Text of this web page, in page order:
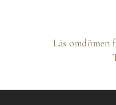
Läs omdömen